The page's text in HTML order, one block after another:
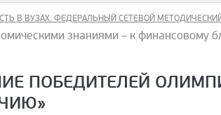
В ВУЗАХ. ФЕДЕРАЛЬНЫЙ СЕТЕВОЙ
знаниями – к финансовому
ПОБЕДИТЕЛЕЙ